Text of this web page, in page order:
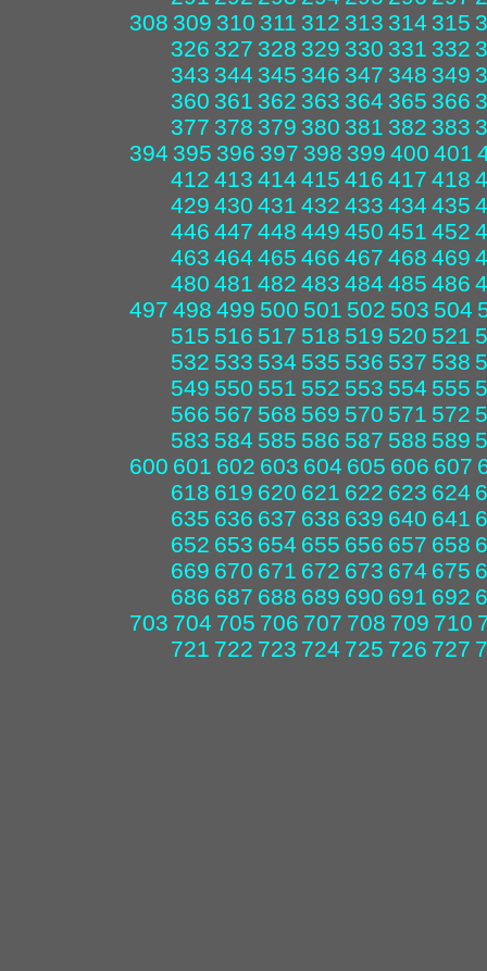
308 309 310 311 312 313 314 315
326 327 328 329 330 331 332
343 344 345 346 347 348 349
360 361 362 363 364 365 366
377 378 379 380 381 382 383
394 395 396 397 398 399 400 401
412 413 414 415 416 417 418
429 430 431 432 433 434 435
446 447 448 449 450 451 452
463 464 465 466 467 468 469
480 481 482 483 484 485 486
497 498 499 500 501 502 503 504
515 516 517 518 519 520 521
532 533 534 535 536 537 538
549 550 551 552 553 554 555
566 567 568 569 570 571 572
583 584 585 586 587 588 589
600 601 602 603 604 605 606 607
618 619 620 621 622 623 624
635 636 637 638 639 640 641
652 653 654 655 656 657 658
669 670 671 672 673 674 675
686 687 688 689 690 691 692
703 704 705 706 707 708 709 710
721 722 723 724 725 726 727